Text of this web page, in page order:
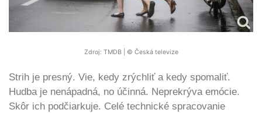
Zdroj: TMDB | © Česká televize
Strih je presný. Vie, kedy zrýchliť a kedy spomaliť.
Hudba je nenápadná, no účinná. Neprekrýva emócie.
Skôr ich podčiarkuje. Celé technické spracovanie